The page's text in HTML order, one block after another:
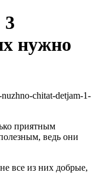
нужно
приятным
ведь они
все из них добрые,